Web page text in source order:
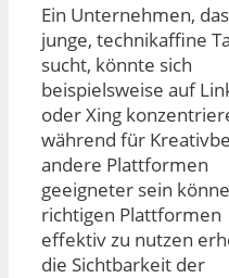
Ein Unternehmen, das
junge, technikaffine
sucht, könnte sich
beispielsweise auf
oder Xing
während für
andere Plattformen
geeigneter sein
richtigen Plattformen
effektiv zu nutzen
die Sichtbarkeit der